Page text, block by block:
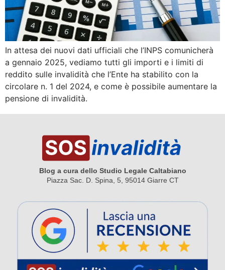
In attesa dei nuovi dati ufficiali che l’INPS comunicherà
a gennaio 2025, vediamo tutti gli importi e i limiti di
reddito sulle invalidità che l’Ente ha stabilito con la
circolare n. 1 del 2024, e come è possibile aumentare la
pensione di invalidità.
Blog a cura dello Studio Legale Caltabiano
Piazza Sac. D. Spina, 5, 95014 Giarre CT